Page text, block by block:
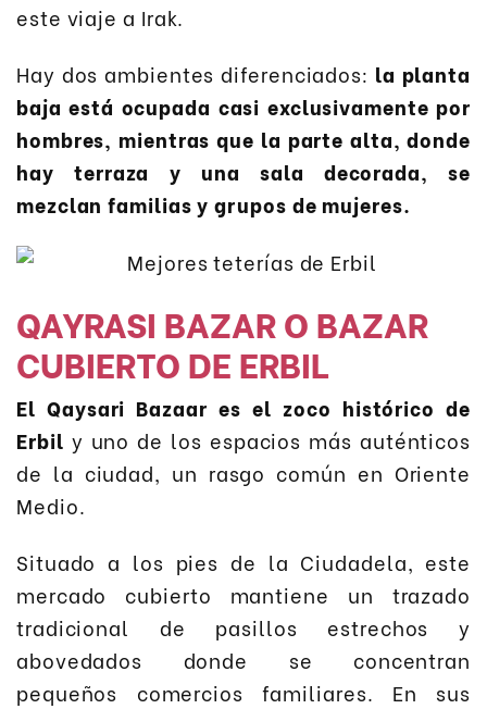
este viaje a Irak.
Hay dos ambientes diferenciados: la planta
baja está ocupada casi exclusivamente por
hombres, mientras que la parte alta, donde
hay terraza y una sala decorada, se
mezclan familias y grupos de mujeres.
QAYRASI BAZAR O BAZAR
CUBIERTO DE ERBIL
El Qaysari Bazaar es el zoco histórico de
Erbil y uno de los espacios más auténticos
de la ciudad, un rasgo común en Oriente
Medio.
Situado a los pies de la Ciudadela, este
mercado cubierto mantiene un trazado
tradicional de pasillos estrechos y
abovedados donde se concentran
pequeños comercios familiares. En sus